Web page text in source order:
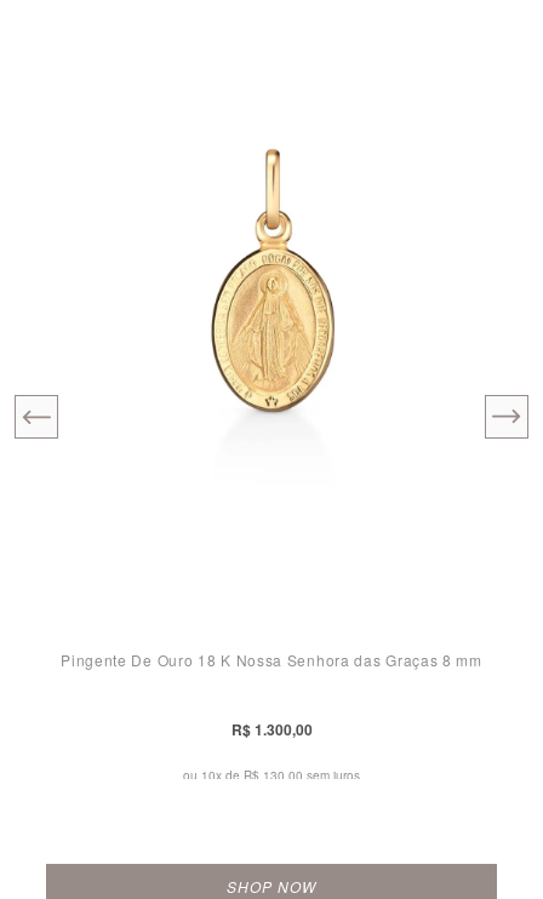
Pingente De Ouro 18 K Nossa Senhora das Graças 8 mm
R$ 1.300,00
ou 10x de R$ 130,00 sem juros
SHOP NOW